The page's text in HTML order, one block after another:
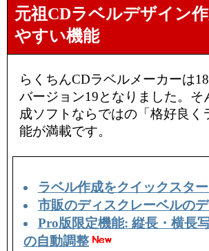
元祖CDラベルデザイン
やすい機能
らくちんCDラベルメーカーは
バージョン19となりました。
成ソフトならではの「格好良
能が満載です。
ラベル作成をクイックスタ
市販のディスクレーベルの
Pro版限定機能: 縦長・横長
の自動調整